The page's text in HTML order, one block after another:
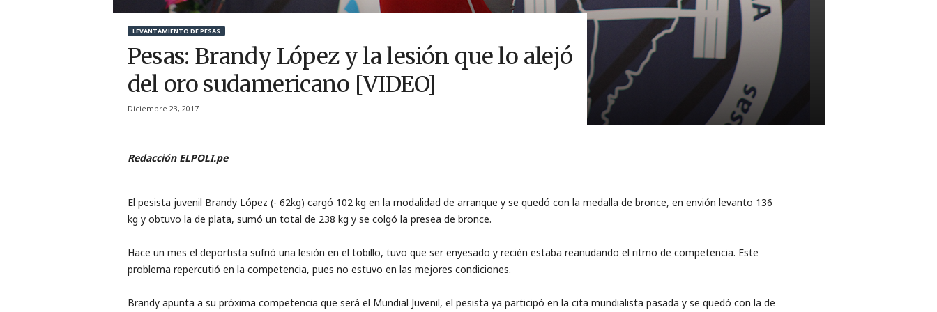
r
v
LEVANTAMIENTO DE PESAS
Pesas: Brandy López y la lesión que lo alejó
del oro sudamericano [VIDEO]
Diciembre 23, 2017
Redacción ELPOLI.pe
El pesista juvenil Brandy López (- 62kg) cargó 102 kg en la modalidad de arranque y se quedó con la medalla de bronce, en envión levanto 136
kg y obtuvo la de plata, sumó un total de 238 kg y se colgó la presea de bronce.
Hace un mes el deportista sufrió una lesión en el tobillo, tuvo que ser enyesado y recién estaba reanudando el ritmo de competencia. Este
problema repercutió en la competencia, pues no estuvo en las mejores condiciones.
Brandy apunta a su próxima competencia que será el Mundial Juvenil, el pesista ya participó en la cita mundialista pasada y se quedó con la de